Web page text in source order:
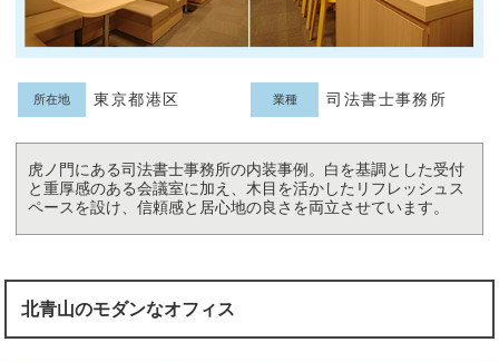
所在地 東京都港区 業種 司法書士事務所
虎ノ門にある司法書士事務所の内装事例。白を基調とした受付
と重厚感のある会議室に加え、木目を活かしたリフレッシュス
ペースを設け、信頼感と居心地の良さを両立させています。
北青山のモダンなオフィス